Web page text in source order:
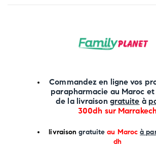
Commandez en ligne vos
parapharmacie au Maroc
de la livraison gratuite à
300dh sur
livraison gratuite au Maroc à
dh